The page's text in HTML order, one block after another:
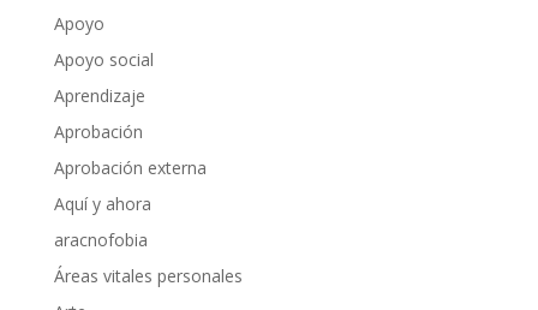
Apoyo
Apoyo social
Aprendizaje
Aprobación
Aprobación externa
Aquí y ahora
aracnofobia
Áreas vitales personales